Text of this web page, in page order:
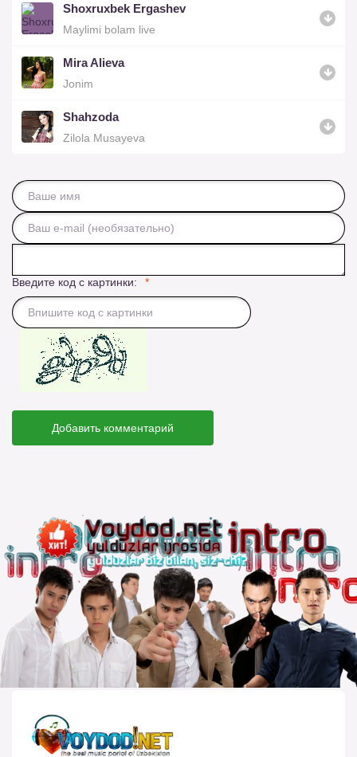
Shoxruxbek Ergashev
Maylimi bolam live
Mira Alieva
Jonim
Shahzoda
Zilola Musayeva
Введите код с картинки:
Добавить комментарий